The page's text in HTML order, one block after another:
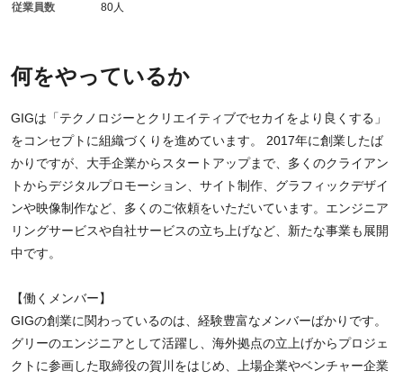
何をやっているか
GIGは「テクノロジーとクリエイティブでセカイをより良くする」
をコンセプトに組織づくりを進めています。 2017年に創業したば
かりですが、大手企業からスタートアップまで、多くのクライアン
トからデジタルプロモーション、サイト制作、グラフィックデザイ
ンや映像制作など、多くのご依頼をいただいています。エンジニア
リングサービスや自社サービスの立ち上げなど、新たな事業も展開
中です。
【働くメンバー】
GIGの創業に関わっているのは、経験豊富なメンバーばかりです。
グリーのエンジニアとして活躍し、海外拠点の立上げからプロジェ
クトに参画した取締役の賀川をはじめ、上場企業やベンチャー企業
従業員数 80人